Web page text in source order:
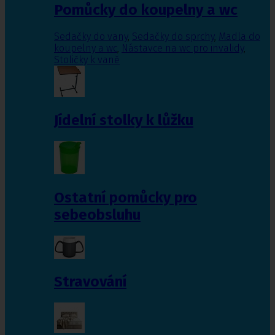
Pomůcky do koupelny a wc
Sedačky do vany, Sedačky do sprchy, Madla do
koupelny a wc, Nástavce na wc pro invalidy,
Stoličky k vaně
Jídelní stolky k lůžku
Ostatní pomůcky pro
sebeobsluhu
Stravování